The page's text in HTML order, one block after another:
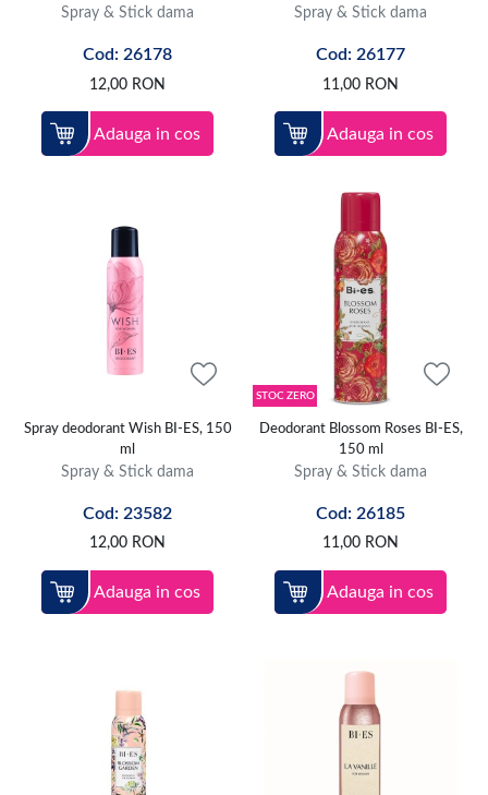
Spray & Stick dama
Cod: 26178
12,00 RON
Adauga in cos
Spray & Stick dama
Cod: 26177
11,00 RON
Adauga in cos
Spray deodorant Wish BI-ES, 150
ml
Spray & Stick dama
Cod: 23582
12,00 RON
Adauga in cos
STOC ZERO
Deodorant Blossom Roses BI-ES,
150 ml
Spray & Stick dama
Cod: 26185
11,00 RON
Adauga in cos